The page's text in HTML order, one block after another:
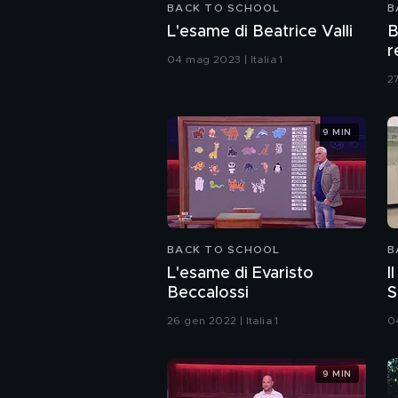
BACK TO SCHOOL
L'esame di Beatrice Valli
04 mag 2023 | Italia 1
BACK TO SCHOOL
L'esame di Evaristo
Beccalossi
26 gen 2022 | Italia 1
9 MIN
9 MIN